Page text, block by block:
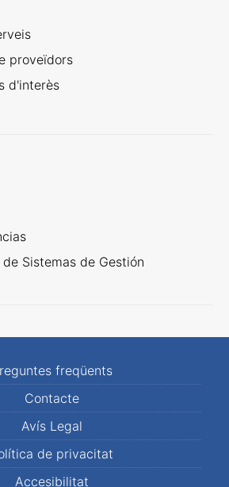
proveïdors
d'interès
Sistemas de Gestión
freqüents
Contacte
Avís Legal
de privacitat
Accesibilitat